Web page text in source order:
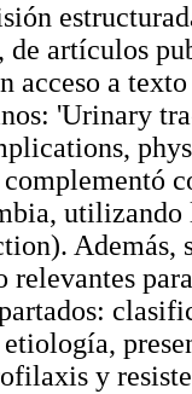
artículos
acceso a
'Urinary
Además,
relevantes
y